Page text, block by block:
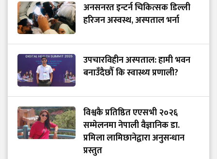
अनसनरत इन्टर्न चिकित्सक डिल्ली
हरिजन अस्वस्थ, अस्पताल भर्ना
उपचारविहीन अस्पताल: हामी भवन
बनाउँदैछौँ कि स्वास्थ्य प्रणाली?
विश्वकै प्रतिष्ठित एएसभी २०२६
सम्मेलनमा नेपाली वैज्ञानिक डा.
प्रमिला लामिछानेद्वारा अनुसन्धान
प्रस्तुत